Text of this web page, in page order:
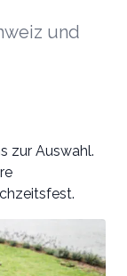
und
zur Auswahl.